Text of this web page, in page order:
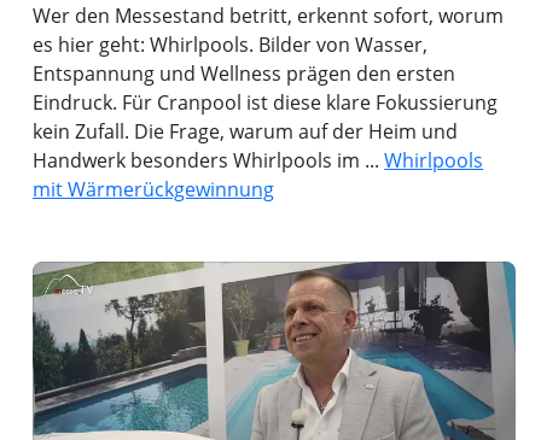
Wer den Messestand betritt, erkennt sofort, worum
es hier geht: Whirlpools. Bilder von Wasser,
Entspannung und Wellness prägen den ersten
Eindruck. Für Cranpool ist diese klare Fokussierung
kein Zufall. Die Frage, warum auf der Heim und
Handwerk besonders Whirlpools im ...Whirlpools
mit Wärmerückgewinnung